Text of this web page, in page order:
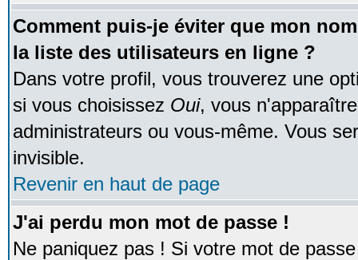
Comment puis-je éviter que mon
la liste des utilisateurs en ligne ?
Dans votre profil, vous trouverez une
si vous choisissez Oui, vous
administrateurs ou vous-même. Vous
invisible.
Revenir en haut de page
J'ai perdu mon mot de passe !
Ne paniquez pas ! Si votre mot de